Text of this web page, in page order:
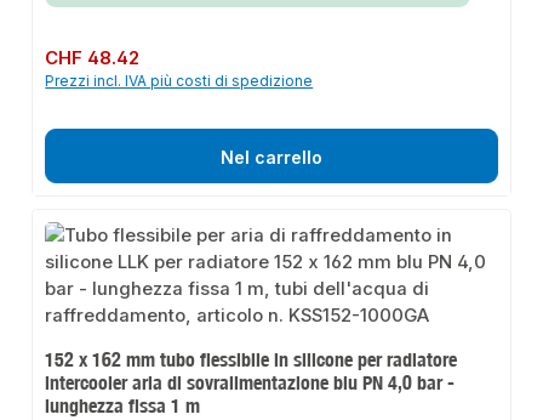
Prezzo normale:
CHF 48.42
Prezzi incl. IVA più costi di spedizione
Nel carrello
152 x 162 mm tubo flessibile in silicone per radiatore
intercooler aria di sovralimentazione blu PN 4,0 bar -
lunghezza fissa 1 m